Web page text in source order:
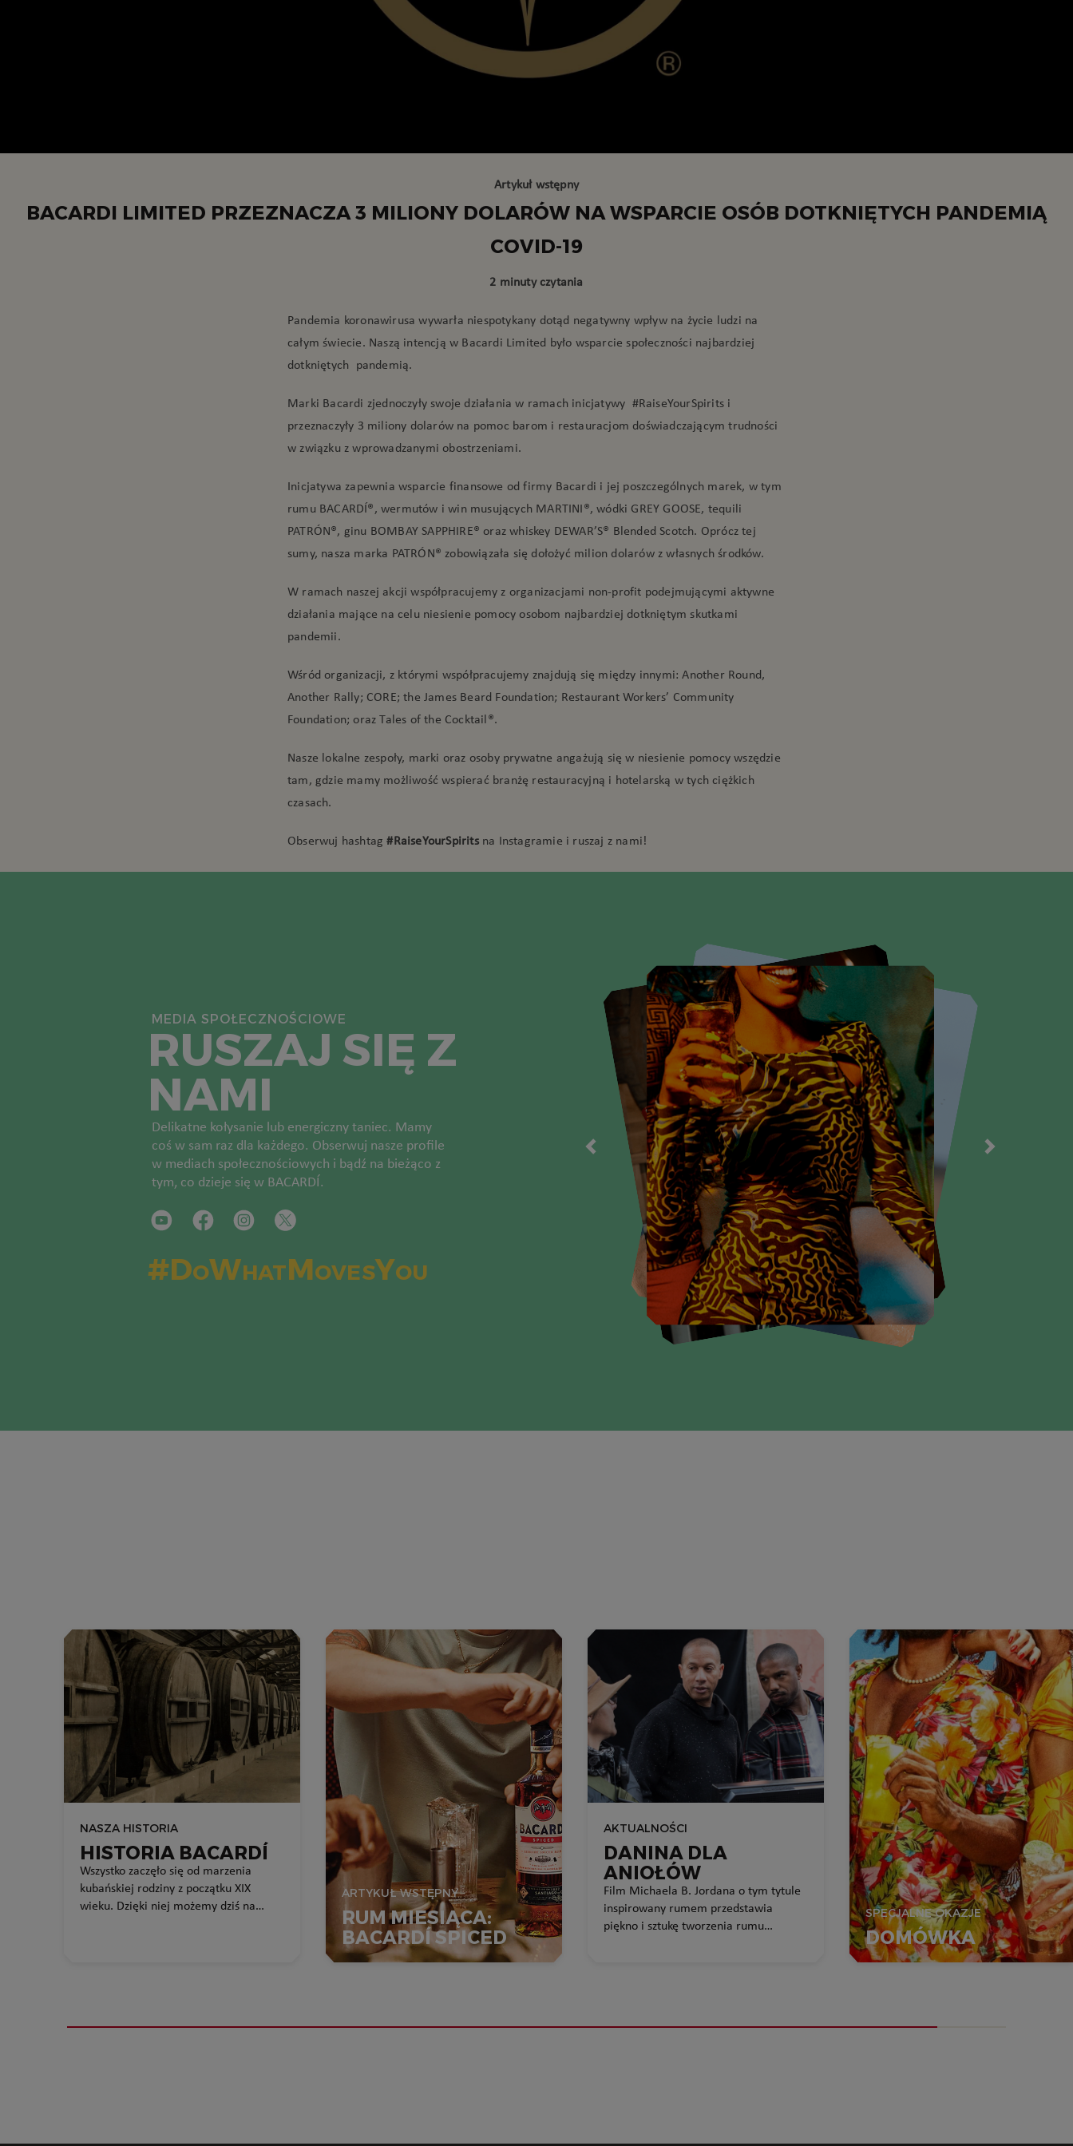
Artykuł wstępny
BACARDI LIMITED PRZEZNACZA 3 MILIONY DOLARÓW NA WSPARCIE OSÓB DOTKNIĘTYCH PANDEMIĄ
COVID-19
2 minuty czytania
Pandemia koronawirusa wywarła niespotykany dotąd negatywny wpływ na życie ludzi na
całym świecie. Naszą intencją w Bacardi Limited było wsparcie społeczności najbardziej
dotkniętych pandemią.
Marki Bacardi zjednoczyły swoje działania w ramach inicjatywy #RaiseYourSpirits i
przeznaczyły 3 miliony dolarów na pomoc barom i restauracjom doświadczającym trudności
w związku z wprowadzanymi obostrzeniami.
Inicjatywa zapewnia wsparcie finansowe od firmy Bacardi i jej poszczególnych marek, w tym
rumu BACARDÍ®, wermutów i win musujących MARTINI®, wódki GREY GOOSE, tequili
PATRÓN®, ginu BOMBAY SAPPHIRE® oraz whiskey DEWAR’S® Blended Scotch. Oprócz tej
sumy, nasza marka PATRÓN® zobowiązała się dołożyć milion dolarów z własnych środków.
W ramach naszej akcji współpracujemy z organizacjami non-profit podejmującymi aktywne
działania mające na celu niesienie pomocy osobom najbardziej dotkniętym skutkami
pandemii.
Wśród organizacji, z którymi współpracujemy znajdują się między innymi: Another Round,
Another Rally; CORE; the James Beard Foundation; Restaurant Workers’ Community
Foundation; oraz Tales of the Cocktail®.
Nasze lokalne zespoły, marki oraz osoby prywatne angażują się w niesienie pomocy wszędzie
tam, gdzie mamy możliwość wspierać branżę restauracyjną i hotelarską w tych ciężkich
czasach.
Obserwuj hashtag#RaiseYourSpiritsna Instagramie i ruszaj z nami!
MEDIA SPOŁECZNOŚCIOWE
RUSZAJ SIĘ Z
NAMI
Delikatne kołysanie lub energiczny taniec. Mamy
coś w sam raz dla każdego. Obserwuj nasze profile
w mediach społecznościowych i bądź na bieżąco z
tym, co dzieje się w BACARDÍ.
#DoWhatMovesYou
NASZA HISTORIA
HISTORIA BACARDÍ
Wszystko zaczęło się od marzenia
kubańskiej rodziny z początku XIX
wieku. Dzięki niej możemy dziś na
ARTYKUŁ WSTĘPNY
RUM MIESIĄCA:
BACARDÍ SPICED
AKTUALNOŚCI
DANINA DLA
ANIOŁÓW
Film Michaela B. Jordana o tym tytule
inspirowany rumem przedstawia
piękno i sztukę tworzenia rumu
SPECJALNE OKAZJE
DOMÓWKA